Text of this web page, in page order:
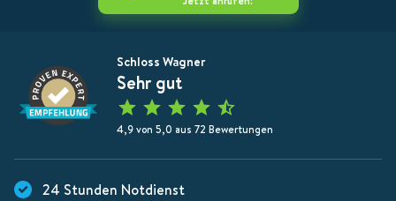
Schloss Wagner
Sehr gut
4,9 von 5,0 aus 72 Bewertungen
24 Stunden Notdienst